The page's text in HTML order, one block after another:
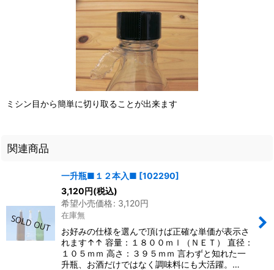
ミシン目から簡単に切り取ることが出来ます
関連商品
一升瓶■１２本入■ [102290]
3,120円(税込)
希望小売価格: 3,120円
在庫無
お好みの仕様を選んで頂けば正確な単価が表示さ
れます↑↑ 容量：１８００ｍｌ（ＮＥＴ） 直径：
１０５ｍｍ 高さ：３９５ｍｍ 言わずと知れた一
升瓶、お酒だけではなく調味料にも大活躍。…